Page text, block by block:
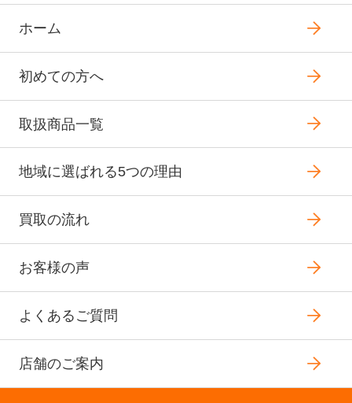
ホーム
初めての方へ
取扱商品一覧
地域に選ばれる5つの理由
買取の流れ
お客様の声
よくあるご質問
店舗のご案内